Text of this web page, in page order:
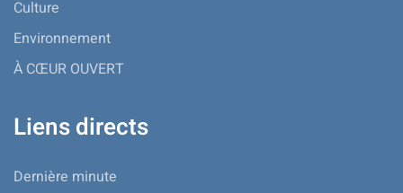
Culture
Environnement
À CŒUR OUVERT
Liens directs
Dernière minute